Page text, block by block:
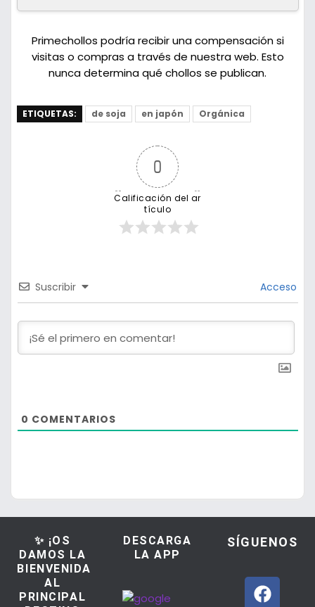
Primechollos podría recibir una compensación si
visitas o compras a través de nuestra web. Esto
nunca determina qué chollos se publican.
ETIQUETAS: de soja en japón Orgánica
0
Calificación del ar
tículo
Suscribir Acceso
0 COMENTARIOS
✨ ¡OS
DAMOS LA
BIENVENIDA
AL
PRINCIPAL
DESCARGA
LA APP
SÍGUENOS